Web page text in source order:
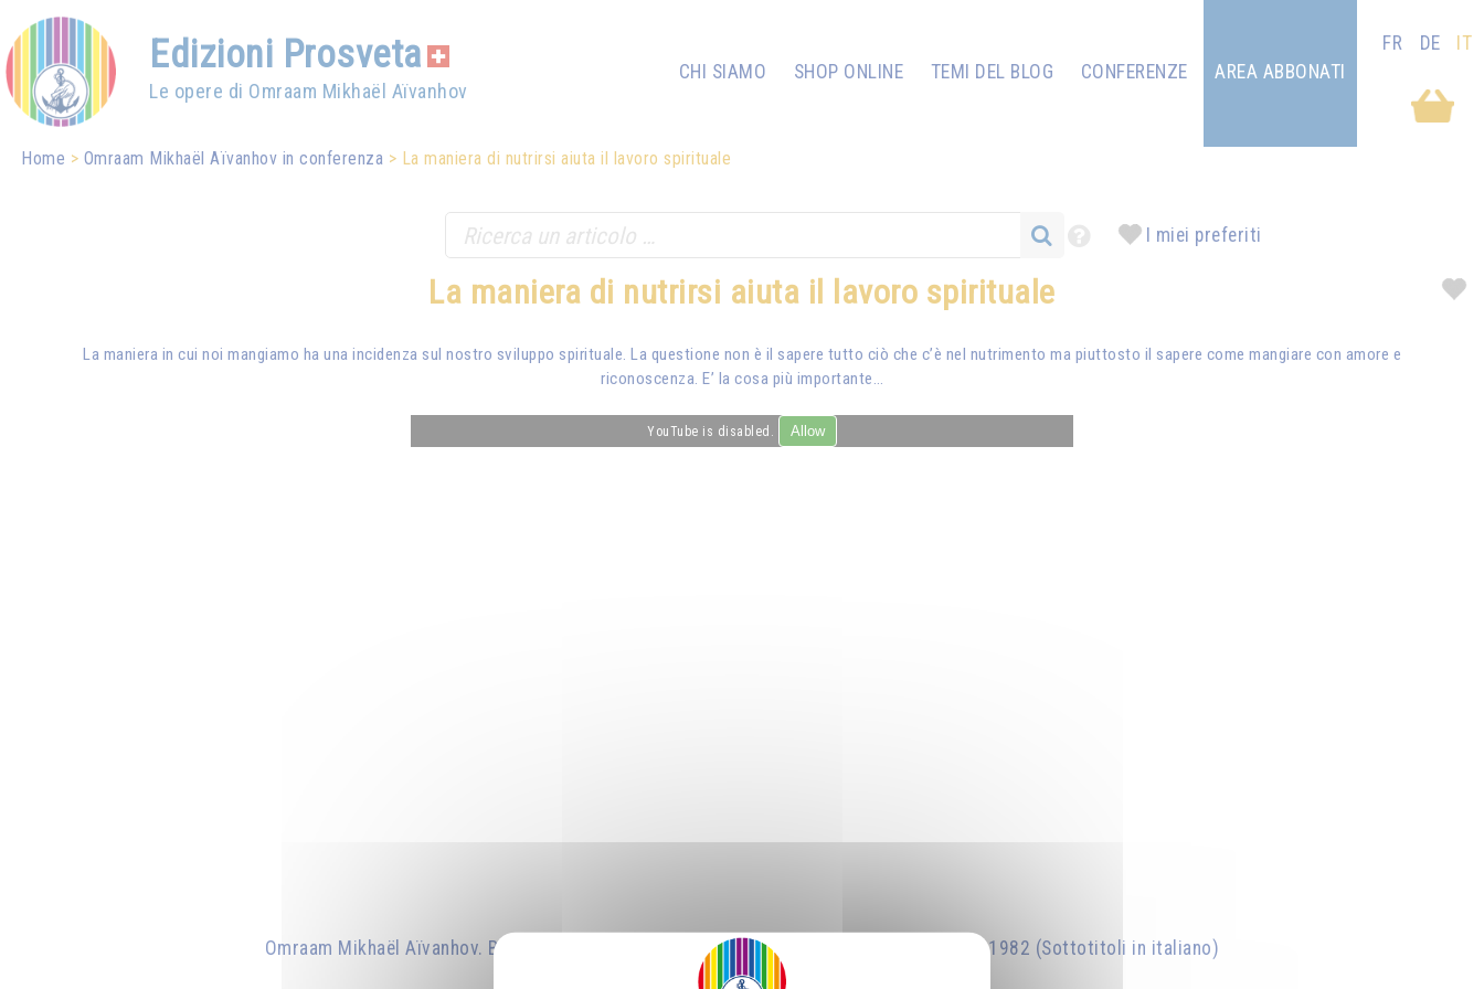
Edizioni Prosveta
Le opere di Omraam Mikhaël Aïvanhov
CHI SIAMO SHOP ONLINE TEMI DEL BLOG CONFERENZE AREA ABBONATI
FR DE IT
Home Omraam Mikhaël Aïvanhov in conferenza La maniera di nutrirsi aiuta il lavoro spirituale
I miei preferiti
La maniera di nutrirsi aiuta il lavoro spirituale
La maniera in cui noi mangiamo ha una incidenza sul nostro sviluppo spirituale. La questione non è il sapere tutto ciò che c’è nel nutrimento ma piuttosto il sapere come mangiare con amore e
riconoscenza. E’ la cosa più importante…
YouTube is disabled. Allow
Omraam Mikhaël Aïvanhov. Brano tratto da una conferenza estemporanea del 14 Agosto 1982 (Sottotitoli in italiano)